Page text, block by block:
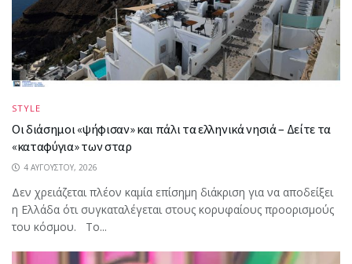
STYLE
Οι διάσημοι «ψήφισαν» και πάλι τα ελληνικά νησιά – Δείτε τα
«καταφύγια» των σταρ
4 ΑΥΓΟΎΣΤΟΥ, 2026
Δεν χρειάζεται πλέον καμία επίσημη διάκριση για να αποδείξει
η Ελλάδα ότι συγκαταλέγεται στους κορυφαίους προορισμούς
του κόσμου. Το...